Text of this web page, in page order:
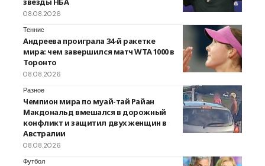
08.08.2026
Теннис
Андреева проиграла 34-й ракетке
мира: чем завершился матч WTA 1000 в
Торонто
08.08.2026
Разное
Чемпион мира по муай-тай Райан
Макдональд вмешался в дорожный
конфликт и защитил двух женщин в
Австралии
08.08.2026
Футбол